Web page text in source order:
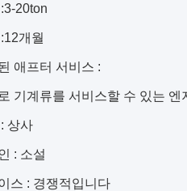
3-20ton
12개월
애프터 서비스 :
기계류를 서비스할 수 있는 엔
상사
: 소설
스 : 경쟁적입니다